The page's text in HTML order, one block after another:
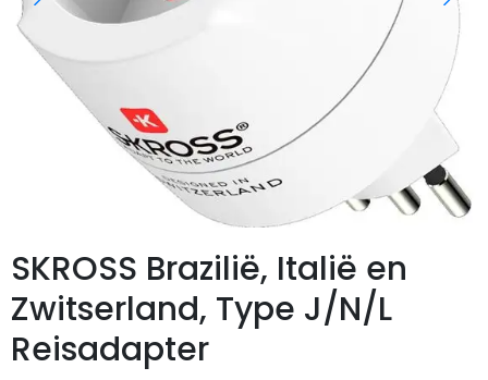
SKROSS Brazilië, Italië en
Zwitserland, Type J/N/L
Reisadapter